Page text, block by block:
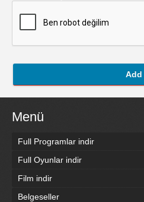
Add
Menü
Full Programlar indir
Full Oyunlar indir
Film indir
Belgeseller